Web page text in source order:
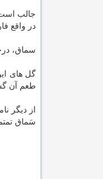
جالب است
در واقع
سماق، درختچه ای است به
طعم آن
از دیگر
سَماق